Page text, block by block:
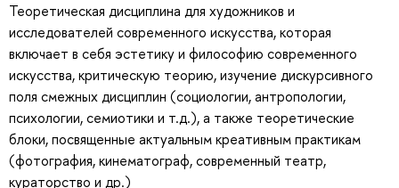
Теоретическая дисциплина для художников и
исследователей современного искусства, которая
включает в себя эстетику и философию современного
искусства, критическую теорию, изучение дискурсивного
поля смежных дисциплин (социологии, антропологии,
психологии, семиотики и т.д.), а также теоретические
блоки, посвященные актуальным креативным практикам
(фотография, кинематограф, современный театр,
кураторство и др.)